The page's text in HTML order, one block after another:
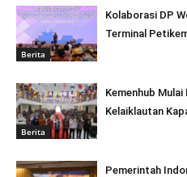
Berita
Kolaborasi DP
Terminal
Berita
Kemenhub
Kelaiklautan
Pemerintah